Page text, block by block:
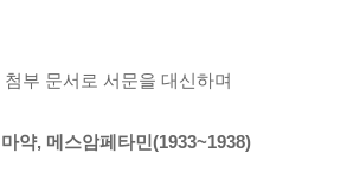
첨부 문서로 서문을 대신하며
약, 메스암페타민(1933~1938)